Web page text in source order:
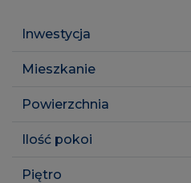
Inwestycja
Mieszkanie
Powierzchnia
Ilość pokoi
Piętro